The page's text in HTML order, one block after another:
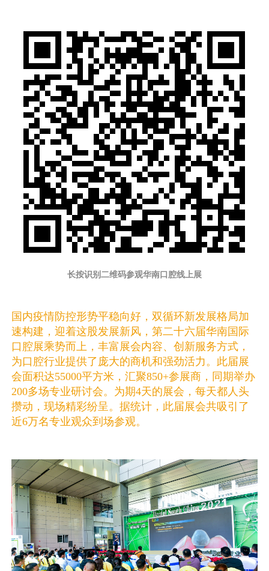
长按识别二维码参观华南口腔线上展
国内疫情防控形势平稳向好，双循环新发展格局加
速构建，迎着这股发展新风，第二十六届华南国际
口腔展乘势而上，丰富展会内容、创新服务方式，
为口腔行业提供了庞大的商机和强劲活力。此届展
会面积达55000平方米，汇聚850+参展商，同期举办
200多场专业研讨会。为期4天的展会，每天都人头
攒动，现场精彩纷呈。据统计，此届展会共吸引了
近6万名专业观众到场参观。